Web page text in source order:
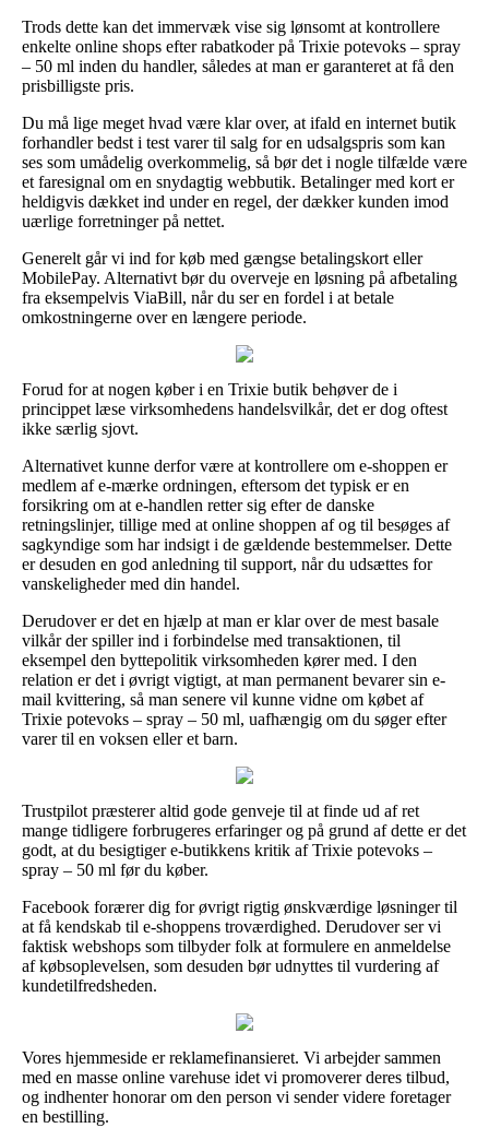
Trods dette kan det immervæk vise sig lønsomt at kontrollere
enkelte online shops efter rabatkoder på Trixie potevoks – spray
– 50 ml inden du handler, således at man er garanteret at få den
prisbilligste pris.
Du må lige meget hvad være klar over, at ifald en internet butik
forhandler bedst i test varer til salg for en udsalgspris som kan
ses som umådelig overkommelig, så bør det i nogle tilfælde være
et faresignal om en snydagtig webbutik. Betalinger med kort er
heldigvis dækket ind under en regel, der dækker kunden imod
uærlige forretninger på nettet.
Generelt går vi ind for køb med gængse betalingskort eller
MobilePay. Alternativt bør du overveje en løsning på afbetaling
fra eksempelvis ViaBill, når du ser en fordel i at betale
omkostningerne over en længere periode.
Forud for at nogen køber i en Trixie butik behøver de i
princippet læse virksomhedens handelsvilkår, det er dog oftest
ikke særlig sjovt.
Alternativet kunne derfor være at kontrollere om e-shoppen er
medlem af e-mærke ordningen, eftersom det typisk er en
forsikring om at e-handlen retter sig efter de danske
retningslinjer, tillige med at online shoppen af og til besøges af
sagkyndige som har indsigt i de gældende bestemmelser. Dette
er desuden en god anledning til support, når du udsættes for
vanskeligheder med din handel.
Derudover er det en hjælp at man er klar over de mest basale
vilkår der spiller ind i forbindelse med transaktionen, til
eksempel den byttepolitik virksomheden kører med. I den
relation er det i øvrigt vigtigt, at man permanent bevarer sin e-
mail kvittering, så man senere vil kunne vidne om købet af
Trixie potevoks – spray – 50 ml, uafhængig om du søger efter
varer til en voksen eller et barn.
Trustpilot præsterer altid gode genveje til at finde ud af ret
mange tidligere forbrugeres erfaringer og på grund af dette er det
godt, at du besigtiger e-butikkens kritik af Trixie potevoks –
spray – 50 ml før du køber.
Facebook forærer dig for øvrigt rigtig ønskværdige løsninger til
at få kendskab til e-shoppens troværdighed. Derudover ser vi
faktisk webshops som tilbyder folk at formulere en anmeldelse
af købsoplevelsen, som desuden bør udnyttes til vurdering af
kundetilfredsheden.
Vores hjemmeside er reklamefinansieret. Vi arbejder sammen
med en masse online varehuse idet vi promoverer deres tilbud,
og indhenter honorar om den person vi sender videre foretager
en bestilling.